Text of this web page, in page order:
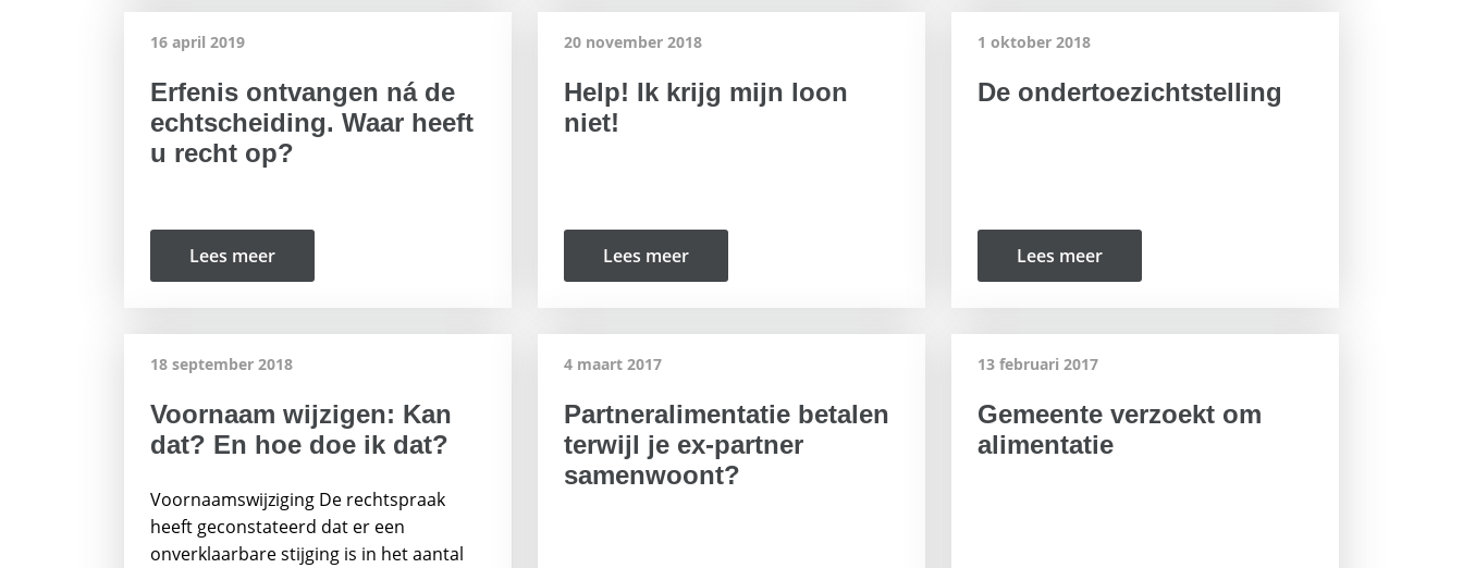
16 april 2019
Erfenis ontvangen ná de
echtscheiding. Waar heeft
u recht op?
Lees meer
20 november 2018
Help! Ik krijg mijn loon
niet!
Lees meer
1 oktober 2018
De ondertoezichtstelling
Lees meer
18 september 2018
Voornaam wijzigen: Kan
dat? En hoe doe ik dat?
Voornaamswijziging De rechtspraak
heeft geconstateerd dat er een
onverklaarbare stijging is in het aantal
4 maart 2017
Partneralimentatie betalen
terwijl je ex-partner
samenwoont?
13 februari 2017
Gemeente verzoekt om
alimentatie